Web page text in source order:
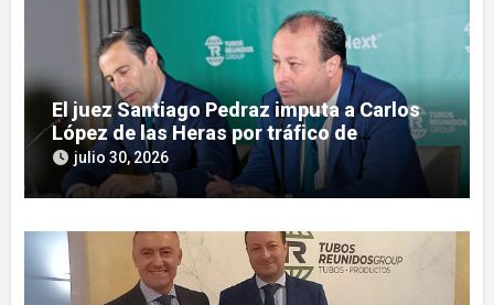
El juez Santiago Pedraz imputa a Carlos
López de las Heras por tráfico de
influencias en el caso Leire
julio 30, 2026